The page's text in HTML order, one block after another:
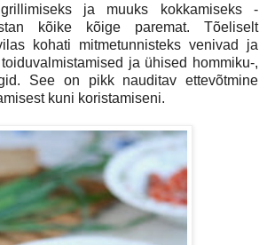
ja muuks kokkamiseks -
kõike kõige paremat. Tõeliselt
kohati mitmetunnisteks venivad ja
ja ühised hommiku-,
See on pikk nauditav ettevõtmine
kuni koristamiseni.